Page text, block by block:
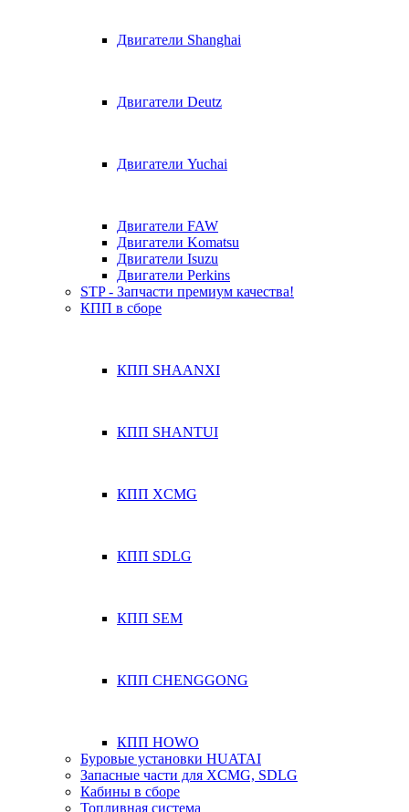
Двигатели Shanghai
Двигатели Deutz
Двигатели Yuchai
Двигатели FAW
Двигатели Komatsu
Двигатели Isuzu
Двигатели Perkins
STP - Запчасти премиум качества!
КПП в сборе
КПП SHAANXI
КПП SHANTUI
КПП XCMG
КПП SDLG
КПП SEM
КПП CHENGGONG
КПП HOWO
Буровые установки HUATAI
Запасные части для XCMG, SDLG
Кабины в сборе
Топливная система